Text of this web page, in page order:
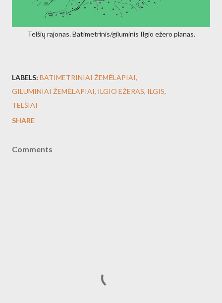
Telšių rajonas. Batimetrinis/giluminis Ilgio ežero planas.
LABELS: BATIMETRINIAI ŽEMĖLAPIAI
GILUMINIAI ŽEMĖLAPIAI ILGIO EŽERAS ILGIS
TELŠIAI
SHARE
Comments